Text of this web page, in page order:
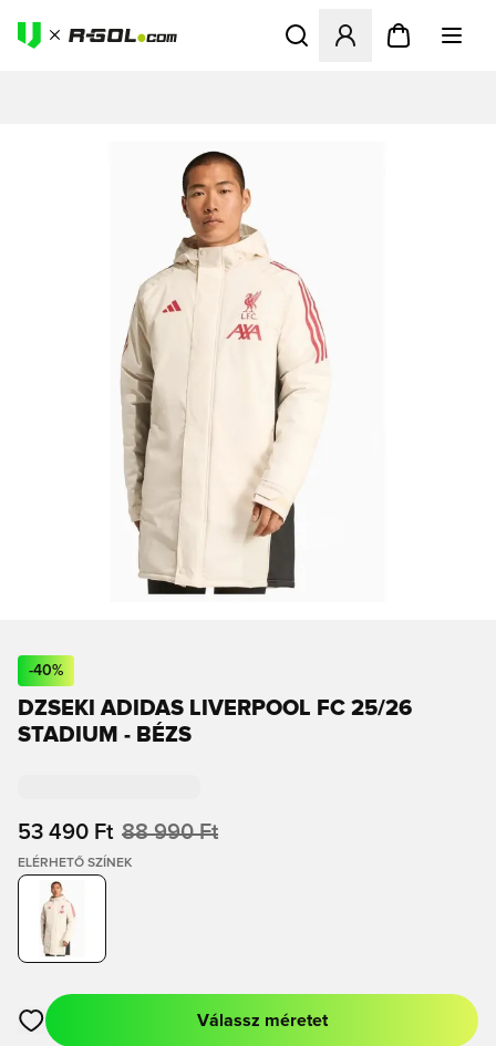
Megnyit egy modált a
-40%
DZSEKI ADIDAS LIVERPOOL FC 25/26
STADIUM - BÉZS
53 490 Ft 88 990 Ft
ELÉRHETŐ SZÍNEK
Megnyit egy modált a bejelentkezéshez vagy a tagként való
Válassz méretet